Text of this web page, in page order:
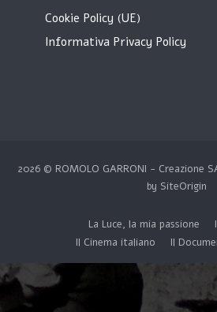
Cookie Policy (UE)
Informativa Privacy Policy
2026 © ROMOLO GARRONI - Creazione
by SiteOrigin
La Luce, la mia passione
Il Cinema italiano
Il